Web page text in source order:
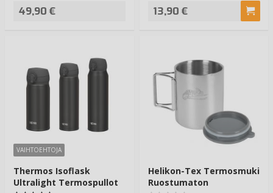
49,90 € 13,90 €
VAIHTOEHTOJA
Thermos Isoflask
Ultralight Termospullot
Helikon-Tex Termosmuki
Ruostumaton